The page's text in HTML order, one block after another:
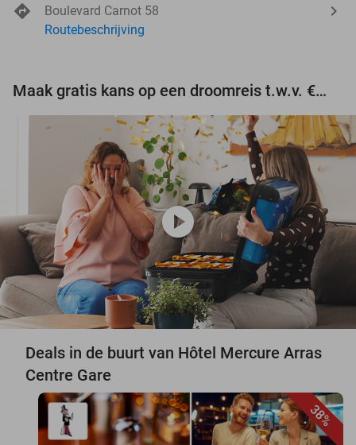
Boulevard Carnot 58
Routebeschrijving
Maak gratis kans op een droomreis t.w.v. €3.000!
play_circle
Deals in de buurt van Hôtel Mercure Arras
Centre Gare
38%